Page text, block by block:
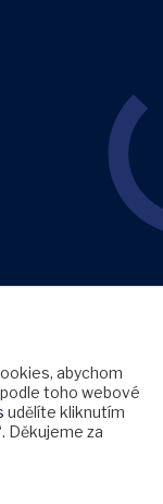
abychom
toho webové
udělíte kliknutím
Děkujeme za